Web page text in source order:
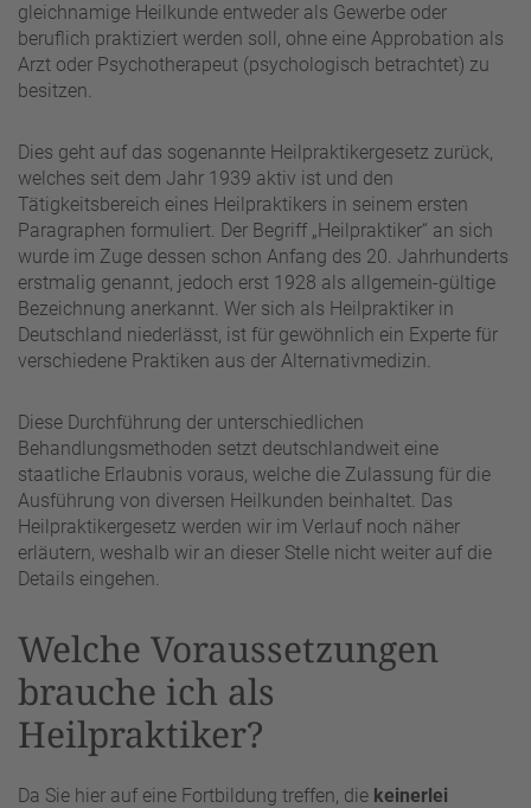
gleichnamige Heilkunde entweder als Gewerbe oder
beruflich praktiziert werden soll, ohne eine Approbation als
Arzt oder Psychotherapeut (psychologisch betrachtet) zu
besitzen.
Dies geht auf das sogenannte Heilpraktikergesetz zurück,
welches seit dem Jahr 1939 aktiv ist und den
Tätigkeitsbereich eines Heilpraktikers in seinem ersten
Paragraphen formuliert. Der Begriff „Heilpraktiker“ an sich
wurde im Zuge dessen schon Anfang des 20. Jahrhunderts
erstmalig genannt, jedoch erst 1928 als allgemein-gültige
Bezeichnung anerkannt. Wer sich als Heilpraktiker in
Deutschland niederlässt, ist für gewöhnlich ein Experte für
verschiedene Praktiken aus der Alternativmedizin.
Diese Durchführung der unterschiedlichen
Behandlungsmethoden setzt deutschlandweit eine
staatliche Erlaubnis voraus, welche die Zulassung für die
Ausführung von diversen Heilkunden beinhaltet. Das
Heilpraktikergesetz werden wir im Verlauf noch näher
erläutern, weshalb wir an dieser Stelle nicht weiter auf die
Details eingehen.
Welche Voraussetzungen
brauche ich als
Heilpraktiker?
Da Sie hier auf eine Fortbildung treffen, die keinerlei